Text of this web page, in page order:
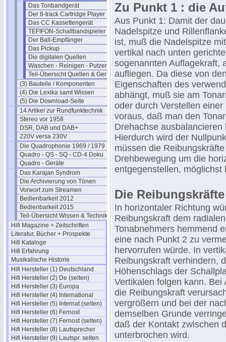
Das Tonbandgerät
Der 8-track Cartridge Player
Das CC Kassettengerät
TEFIFON-Schallbandspieler (1950)
Der Ball-Empfänger
Das Pickup
Die digitalen Quellen
Waschen - Reinigen - Putzen
Teil-Übersicht Quellen & Geräte
(3) Bauteile / Komponenten
(4) Die Lexika samt Wissen
(5) Die Download-Seite
14 Artikel zur Rundfunktechnik
Stereo vor 1958
DSR, DAB und DAB+
220V versa 230V
Die Quadrophonie 1969 / 1979
Quadro - QS - SQ - CD-4 Doku
Quadro - Geräte
Das Karajan Syndrom
Die Archivierung von Tönen
Vorwort zum Streamen
Bedienbarkeit 2012
Bedienbarkeit 2015
Teil-Übersicht Wissen & Technik
Hifi Magazine + Zeitschriften
Literatur, Bücher + Prospekte
Hifi Kataloge
Hifi Erfahrung
Musikalische Historie
Hifi Hersteller (1) Deutschland
Hifi Hersteller (2) De (selten)
Hifi Hersteller (3) Europa
Hifi Hersteller (4) International
Hifi Hersteller (5) Internat.(selten)
Hifi Hersteller (6) Fernost
Hifi Hersteller (7) Fernost (selten)
Hifi Hersteller (8) Lautsprecher
Hifi Hersteller (9) Lautspr. selten
Zu Punkt 1 : die
Aus Punkt 1: Damit der
Nadelspitze und
ist, muß die Nadelspitze
vertikal nach unten
sogenannten Auflagekraft,
aufliegen. Da diese von
Eigenschaften des
abhängt, muß sie am
oder durch Verstellen
voraus, daß man den
Drehachse
Hierdurch wird der
müssen die
Drehbewegung um die
entgegenstellen, möglichst
Die Reibungskräfte
In horizontaler Richtung
Reibungskraft dem
Tonabnehmers hemmend
eine nach Punkt 2 zu
hervorrufen würde. In
Reibungskraft verhindern,
Höhenschlags der
Vertikalen folgen kann.
die Reibungskraft
vergrößern und bei der
demselben Grunde
daß der Kontakt zwischen
unterbrochen wird.